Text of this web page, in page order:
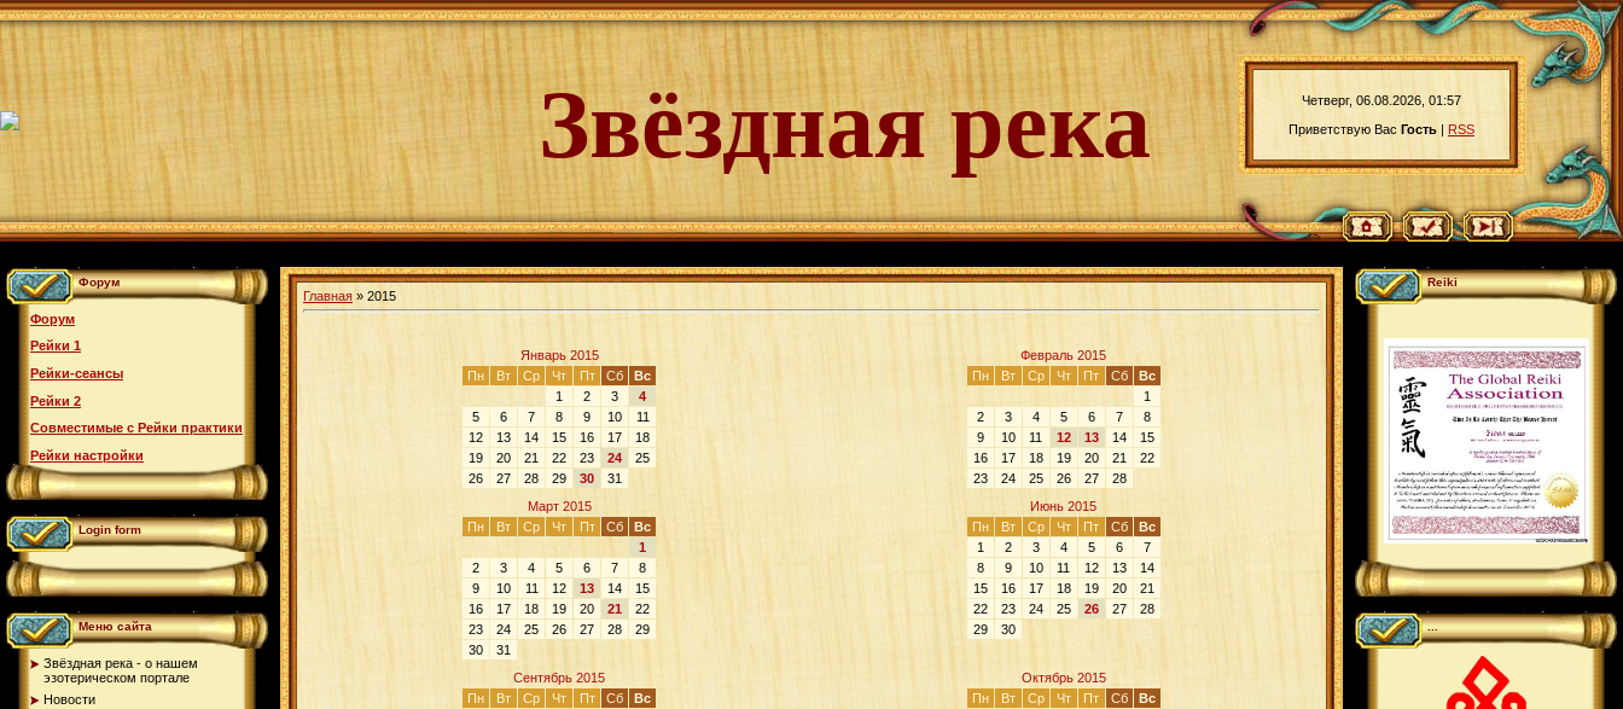
Четверг, 06.08.2026, 01:57
Приветствую Вас Гость | RSS
Звёздная река
Форум
Форум
Рейки 1
Рейки-сеансы
Рейки 2
Совместимые с Рейки практики
Рейки настройки
Login form
Меню сайта
Звёздная река - о нашем
эзотерическом портале
Новости
Главная » 2015
Январь 2015
Пн
Вт Ср Чт Пт Сб
Вс
1
2 3
4
5
6 7 8 9 10
11
12
13 14 15 16 17
18
19
20 21 22 23 24
25
26
27 28 29 30 31
Февраль 2015
Пн
Вт Ср Чт Пт Сб
Вс
1
2
3 4 5 6 7
8
9
10 11 12 13 14
15
16
17 18 19 20 21
22
23
24 25 26 27
28
Март 2015
Пн
Вт Ср Чт Пт Сб
Вс
1
2
3 4 5 6 7
8
9
10 11 12 13 14
15
16
17 18 19 20 21
22
23
24 25 26 27 28
29
30
31
Июнь 2015
Пн
Вт Ср Чт Пт Сб
Вс
1
2 3 4 5 6
7
8
9 10 11 12 13
14
15
16 17 18 19 20
21
22
23 24 25 26 27
28
29
30
Сентябрь 2015
Пн
Вт Ср Чт Пт Сб
Вс
Октябрь 2015
Пн
Вт Ср Чт Пт Сб
Вс
Reiki
...